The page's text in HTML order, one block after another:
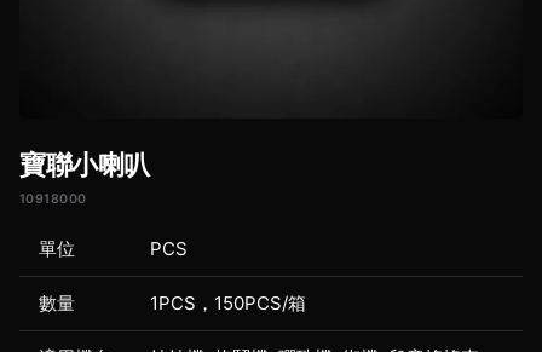
寶聯小喇叭
10918000
單位 PCS
數量 1PCS，150PCS/箱